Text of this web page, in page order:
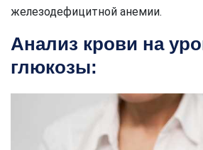
железодефицитной анемии.
Анализ крови на
глюкозы: